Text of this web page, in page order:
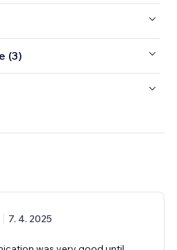
(3)
7. 4. 2025